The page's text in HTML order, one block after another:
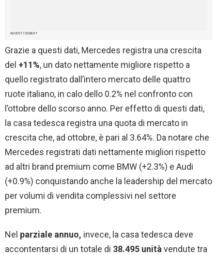
ADVERTISEMENT
Grazie a questi dati, Mercedes registra una crescita
del +11%, un dato nettamente migliore rispetto a
quello registrato dall’intero mercato delle quattro
ruote italiano, in calo dello 0.2% nel confronto con
l’ottobre dello scorso anno. Per effetto di questi dati,
la casa tedesca registra una quota di mercato in
crescita che, ad ottobre, è pari al 3.64%. Da notare che
Mercedes registrati dati nettamente migliori rispetto
ad altri brand premium come BMW (+2.3%) e Audi
(+0.9%) conquistando anche la leadership del mercato
per volumi di vendita complessivi nel settore
premium.
Nel parziale annuo, invece, la casa tedesca deve
accontentarsi di un totale di 38.495 unità vendute tra